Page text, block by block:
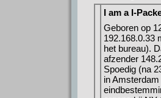
I am a I-
Geboren op
192.168.0.33
het bureau).
afzender
Spoedig (na
in